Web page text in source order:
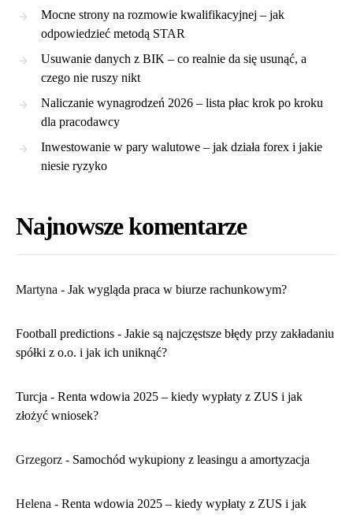
Mocne strony na rozmowie kwalifikacyjnej – jak
odpowiedzieć metodą STAR
Usuwanie danych z BIK – co realnie da się usunąć, a
czego nie ruszy nikt
Naliczanie wynagrodzeń 2026 – lista płac krok po kroku
dla pracodawcy
Inwestowanie w pary walutowe – jak działa forex i jakie
niesie ryzyko
Najnowsze komentarze
Martyna - ​Jak wygląda praca w biurze rachunkowym?
Football predictions - Jakie są najczęstsze błędy przy zakładaniu
spółki z o.o. i jak ich uniknąć?
Turcja - Renta wdowia 2025 – kiedy wypłaty z ZUS i jak
złożyć wniosek?
Grzegorz - Samochód wykupiony z leasingu a amortyzacja
Helena - Renta wdowia 2025 – kiedy wypłaty z ZUS i jak